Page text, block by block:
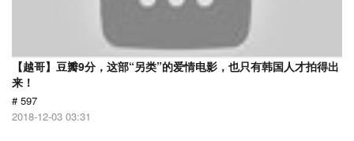
【越哥】豆瓣9分，这部“另类”的爱情电影，也只有韩国人才拍得出
来！
# 597
2018-12-03 03:31